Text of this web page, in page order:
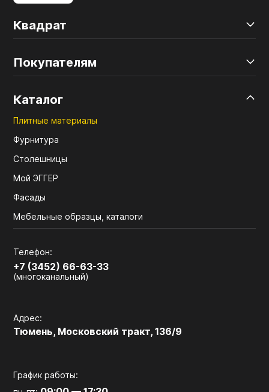
Квадрат
Покупателям
Каталог
Плитные материалы
Фурнитура
Столешницы
Мой ЭГГЕР
Фасады
Мебельные образцы, каталоги
Телефон:
+7 (3452) 66-63-33
(многоканальный)
Адрес:
Тюмень, Московский тракт, 136/9
График работы: